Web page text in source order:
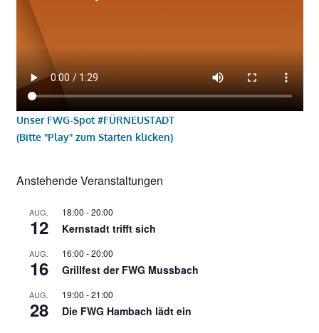
Unser FWG-Spot #FÜRNEUSTADT
(Bitte "Play" zum Starten klicken)
Anstehende Veranstaltungen
AUG.
12
18:00 -20:00
Kernstadt trifft sich
AUG.
16
16:00 -20:00
Grillfest der FWG Mussbach
AUG.
28
19:00 -21:00
Die FWG Hambach lädt ein